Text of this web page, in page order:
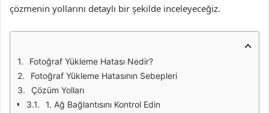
çözmenin yollarını detaylı bir şekilde inceleyeceğiz.
Fotoğraf Yükleme Hatası Nedir?
Fotoğraf Yükleme Hatasının Sebepleri
Çözüm Yolları
1. Ağ Bağlantısını Kontrol Edin